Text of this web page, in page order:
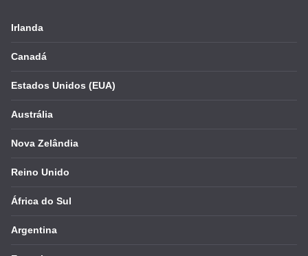
Irlanda
Canadá
Estados Unidos (EUA)
Austrália
Nova Zelândia
Reino Unido
África do Sul
Argentina